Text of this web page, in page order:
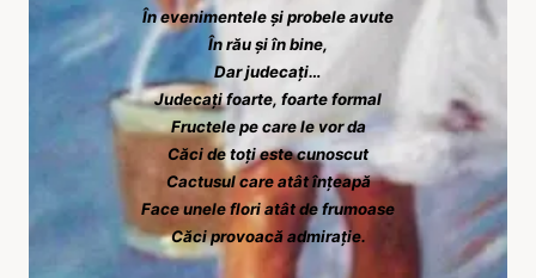
În evenimentele și probele avute
În rău și în bine,
Dar judecați…
Judecați foarte, foarte formal
Fructele pe care le vor da
Căci de toți este cunoscut
Cactusul care atât înțeapă
Face unele flori atât de frumoase
Căci provoacă admirație.